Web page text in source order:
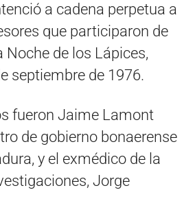
a cadena perpetua a
que participaron de
Noche de los Lápices,
septiembre de 1976.
fueron Jaime Lamont
de gobierno bonaerense
y el exmédico de la
Jorge